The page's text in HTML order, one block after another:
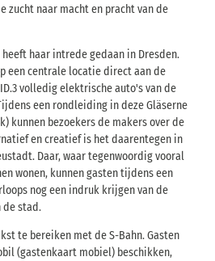
zucht naar macht en pracht van de
haar intrede gedaan in Dresden.
een centrale locatie direct aan de
volledig elektrische auto's van de
een rondleiding in deze Gläserne
kunnen bezoekers de makers over de
en creatief is het daarentegen in
Daar, waar tegenwoordig vooral
wonen, kunnen gasten tijdens een
nog een indruk krijgen van de
de stad.
te bereiken met de S-Bahn. Gasten
(gastenkaart mobiel) beschikken,